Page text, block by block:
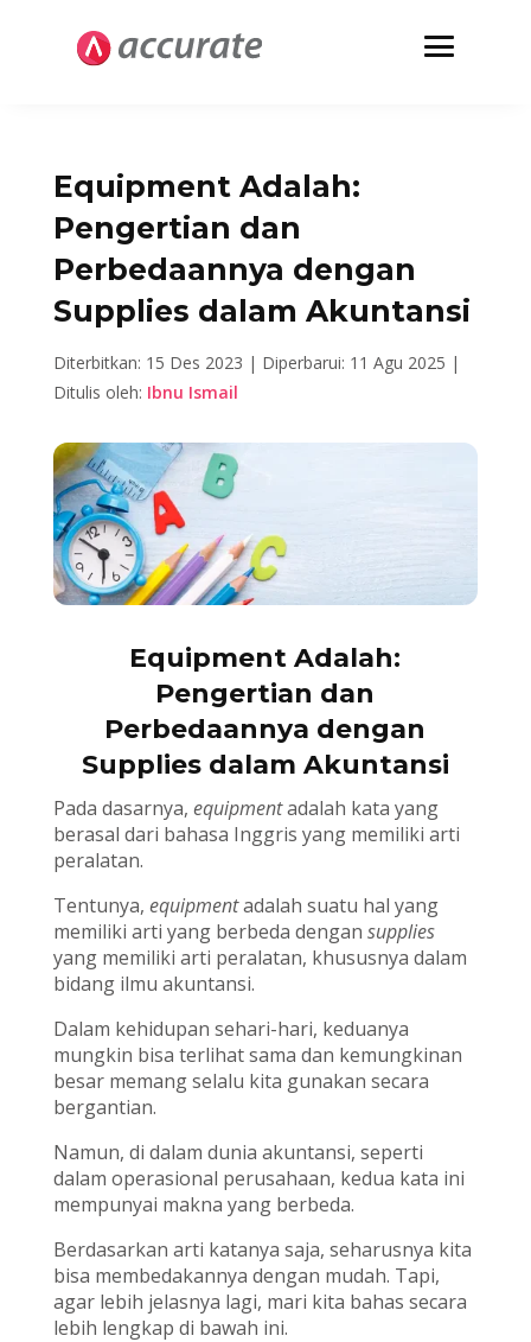
Equipment Adalah:
Pengertian dan
Perbedaannya dengan
Supplies dalam Akuntansi
Diterbitkan: 15 Des 2023 | Diperbarui: 11 Agu 2025 |
Ditulis oleh: Ibnu Ismail
Equipment Adalah:
Pengertian dan
Perbedaannya dengan
Supplies dalam Akuntansi
Pada dasarnya, equipmentadalah kata yang
berasal dari bahasa Inggris yang memiliki arti
peralatan.
Tentunya, equipmentadalah suatu hal yang
memiliki arti yang berbeda dengan supplies
yang memiliki arti peralatan, khususnya dalam
bidang ilmu akuntansi.
Dalam kehidupan sehari-hari, keduanya
mungkin bisa terlihat sama dan kemungkinan
besar memang selalu kita gunakan secara
bergantian.
Namun, di dalam dunia akuntansi, seperti
dalam operasional perusahaan, kedua kata ini
mempunyai makna yang berbeda.
Berdasarkan arti katanya saja, seharusnya kita
bisa membedakannya dengan mudah. Tapi,
agar lebih jelasnya lagi, mari kita bahas secara
lebih lengkap di bawah ini.